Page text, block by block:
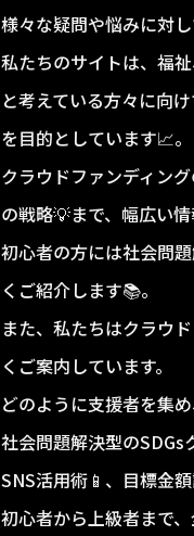
様々な疑問や悩みに対
私たちのサイトは、福
と考えている方々に向
を目的としています📈。
クラウドファンディン
の戦略💡まで、幅広い情
初心者の方には社会問
くご紹介します📚。
また、私たちはクラウ
くご案内しています。
どのように支援者を集
社会問題解決型の
SNS活用術📱、目標金
初心者から上級者まで